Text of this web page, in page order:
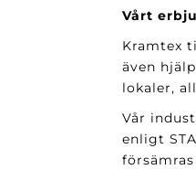
Vårt
Kramtex
även
lokaler,
Vår
enligt